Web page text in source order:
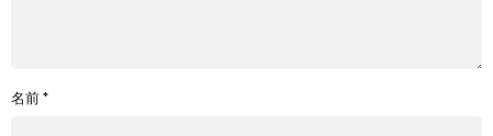
名前*